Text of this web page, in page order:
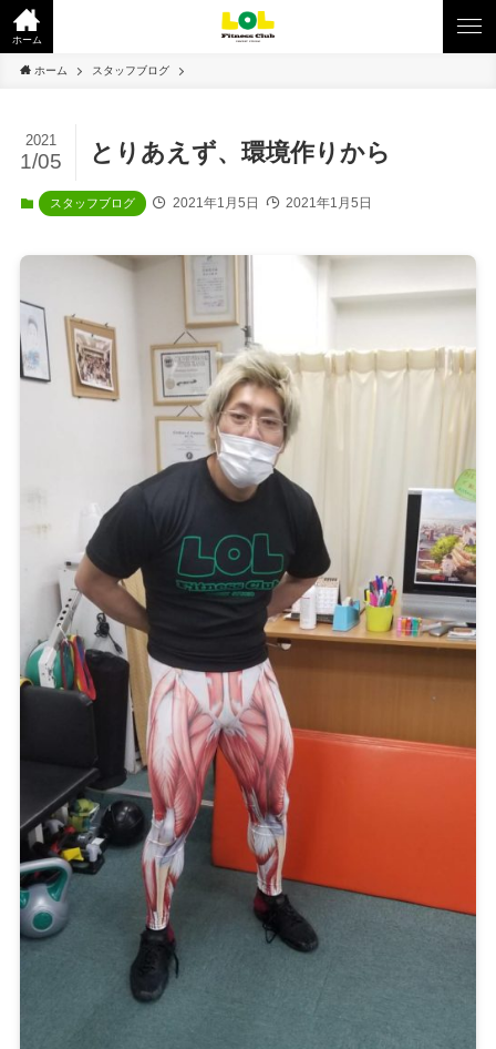
ホーム
ホーム スタッフブログ
とりあえず、環境作りから
2021
1/05
スタッフブログ 2021年1月5日 2021年1月5日